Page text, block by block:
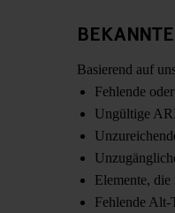
Basierend auf
Fehlende
Ungültige
Elemente, die
Fehlende Alt-